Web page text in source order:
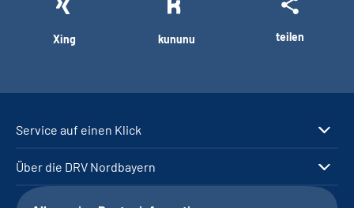
Xing kununu teilen
Service auf einen Klick
Über die DRV Nordbayern